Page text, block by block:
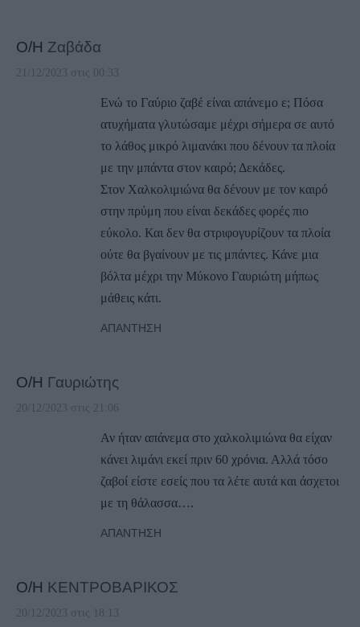
Ο/Η Ζαβάδα
21/12/2023 στις 00:33
Ενώ το Γαύριο ζαβέ είναι απάνεμο ε; Πόσα
ατυχήματα γλυτώσαμε μέχρι σήμερα σε αυτό
το λάθος μικρό λιμανάκι που δένουν τα πλοία
με την μπάντα στον καιρό; Δεκάδες.
Στον Χαλκολιμιώνα θα δένουν με τον καιρό
στην πρύμη που είναι δεκάδες φορές πιο
εύκολο. Και δεν θα στριφογυρίζουν τα πλοία
ούτε θα βγαίνουν με τις μπάντες. Κάνε μια
βόλτα μέχρι την Μύκονο Γαυριώτη μήπως
μάθεις κάτι.
ΑΠΆΝΤΗΣΗ
Ο/Η Γαυριώτης
20/12/2023 στις 21:06
Αν ήταν απάνεμα στο χαλκολιμιώνα θα είχαν
κάνει λιμάνι εκεί πριν 60 χρόνια. Αλλά τόσο
ζαβοί είστε εσείς που τα λέτε αυτά και άσχετοι
με τη θάλασσα….
ΑΠΆΝΤΗΣΗ
Ο/Η ΚΕΝΤΡΟΒΑΡΙΚΟΣ
20/12/2023 στις 18:13